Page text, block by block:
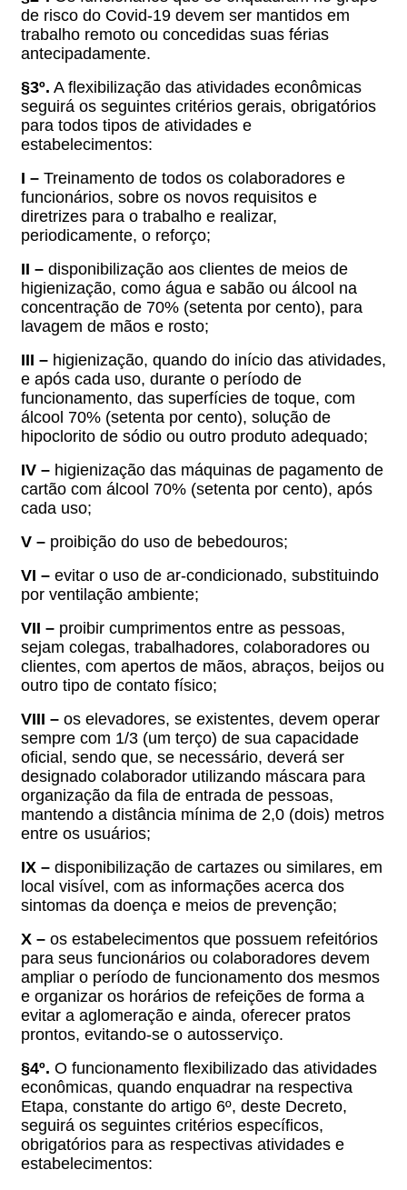
de risco do Covid-19 devem ser mantidos em
trabalho remoto ou concedidas suas férias
antecipadamente.
§3º. A flexibilização das atividades econômicas
seguirá os seguintes critérios gerais, obrigatórios
para todos tipos de atividades e
estabelecimentos:
I – Treinamento de todos os colaboradores e
funcionários, sobre os novos requisitos e
diretrizes para o trabalho e realizar,
periodicamente, o reforço;
II – disponibilização aos clientes de meios de
higienização, como água e sabão ou álcool na
concentração de 70% (setenta por cento), para
lavagem de mãos e rosto;
III – higienização, quando do início das atividades,
e após cada uso, durante o período de
funcionamento, das superfícies de toque, com
álcool 70% (setenta por cento), solução de
hipoclorito de sódio ou outro produto adequado;
IV – higienização das máquinas de pagamento de
cartão com álcool 70% (setenta por cento), após
cada uso;
V – proibição do uso de bebedouros;
VI – evitar o uso de ar-condicionado, substituindo
por ventilação ambiente;
VII – proibir cumprimentos entre as pessoas,
sejam colegas, trabalhadores, colaboradores ou
clientes, com apertos de mãos, abraços, beijos ou
outro tipo de contato físico;
VIII – os elevadores, se existentes, devem operar
sempre com 1/3 (um terço) de sua capacidade
oficial, sendo que, se necessário, deverá ser
designado colaborador utilizando máscara para
organização da fila de entrada de pessoas,
mantendo a distância mínima de 2,0 (dois) metros
entre os usuários;
IX – disponibilização de cartazes ou similares, em
local visível, com as informações acerca dos
sintomas da doença e meios de prevenção;
X – os estabelecimentos que possuem refeitórios
para seus funcionários ou colaboradores devem
ampliar o período de funcionamento dos mesmos
e organizar os horários de refeições de forma a
evitar a aglomeração e ainda, oferecer pratos
prontos, evitando-se o autosserviço.
§4º. O funcionamento flexibilizado das atividades
econômicas, quando enquadrar na respectiva
Etapa, constante do artigo 6º, deste Decreto,
seguirá os seguintes critérios específicos,
obrigatórios para as respectivas atividades e
estabelecimentos: